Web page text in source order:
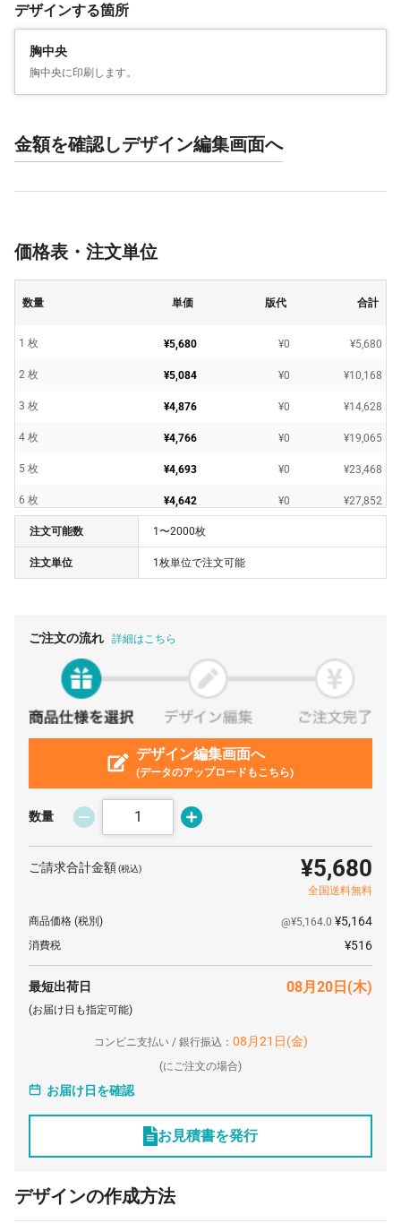
デザインする箇所
胸中央
胸中央に印刷します。
金額を確認しデザイン編集画面へ
価格表・注文単位
数量 単価 版代 合計
1 枚 ¥5,680 ¥0 ¥5,680
2 枚 ¥5,084 ¥0 ¥10,168
3 枚 ¥4,876 ¥0 ¥14,628
4 枚 ¥4,766 ¥0 ¥19,065
5 枚 ¥4,693 ¥0 ¥23,468
6 枚 ¥4,642 ¥0 ¥27,852
7 枚 ¥4,601
8 枚 ¥4,567
¥4,353 ¥130,614
40 枚 ¥4,276 ¥171,072
¥4,204
70 枚 ¥4,171
80 枚 ¥4,155 ¥0 ¥332,464
90 枚 ¥372,636
200 枚 ¥818,840
400 枚
¥3,984 ¥0
¥3,916
注文可能数 1〜2000枚
注文単位 1枚単位で注文可能
ご注文の流れ 詳細はこちら
デザイン編集画面へ
(データのアップロードもこちら)
数量
ご請求合計金額(税込) ¥5,680
全国送料無料
商品価格 (税別) @¥5,164.0 ¥5,164
消費税 ¥516
最短出荷日 08月20日(木)
(お届け日も指定可能)
コンビニ支払い / 銀行振込： 08月21日(金)
(にご注文の場合)
お届け日を確認
お見積書を発行
デザインの作成方法